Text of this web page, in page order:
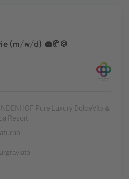
(m/w/d) 🧁🥐🍪
Pure Luxury DolceVita &
Resort